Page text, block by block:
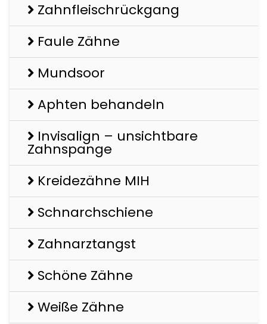
Zahnfleischrückgang
Faule Zähne
Mundsoor
Aphten behandeln
Invisalign – unsichtbare
Zahnspange
Kreidezähne MIH
Schnarchschiene
Zahnarztangst
Schöne Zähne
Weiße Zähne